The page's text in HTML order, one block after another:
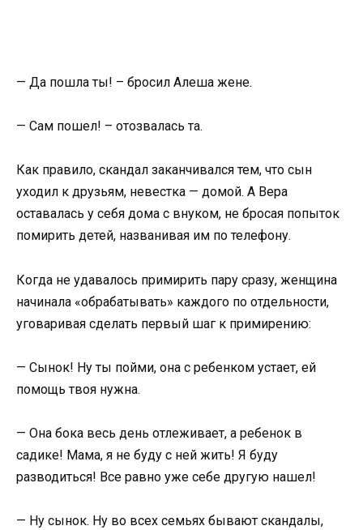
— Да пошла ты! – бросил Алеша жене.
— Сам пошел! – отозвалась та.
Как правило, скандал заканчивался тем, что сын
уходил к друзьям, невестка — домой. А Вера
оставалась у себя дома с внуком, не бросая попыток
помирить детей, названивая им по телефону.
Когда не удавалось примирить пару сразу, женщина
начинала «обрабатывать» каждого по отдельности,
уговаривая сделать первый шаг к примирению:
— Сынок! Ну ты пойми, она с ребенком устает, ей
помощь твоя нужна.
— Она бока весь день отлеживает, а ребенок в
садике! Мама, я не буду с ней жить! Я буду
разводиться! Все равно уже себе другую нашел!
— Ну сынок. Ну во всех семьях бывают скандалы,